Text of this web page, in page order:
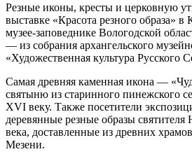
Резные иконы, кресты и церковную
выставке «Красота резного образа» в
музее-заповеднике Вологодской
— из собрания архангельского
«Художественная культура Русского
Самая древняя каменная икона —
святыню из старинного пинежского
ХVI веку. Также посетители
деревянные резные образы
века, доставленные из древних
Мезени.